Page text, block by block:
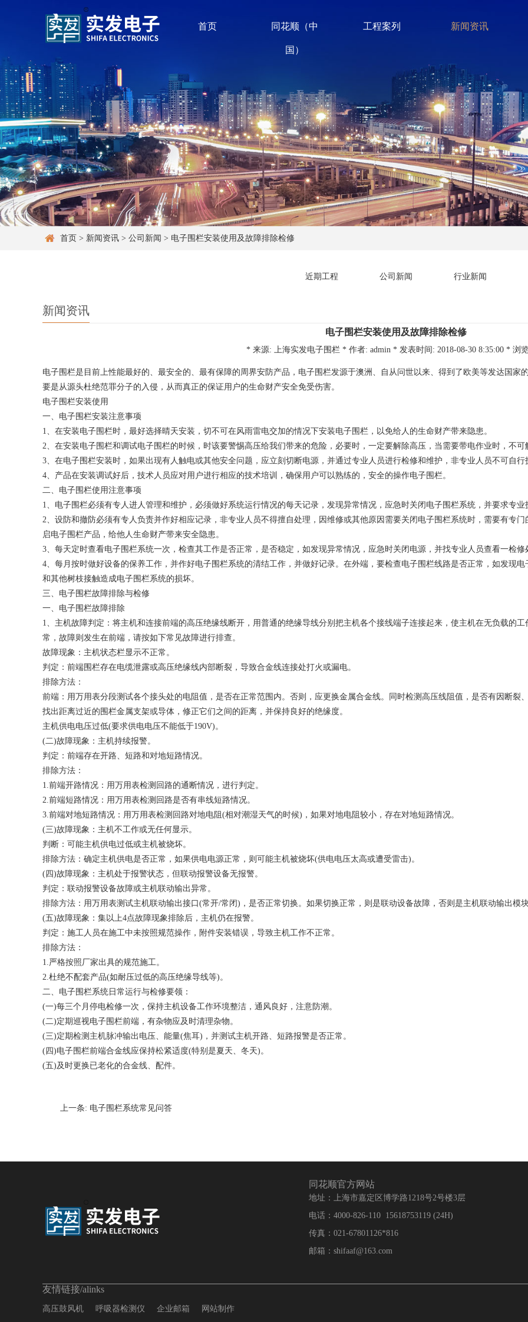
首页 同花顺（中
国）
工程案列 新闻资讯
首页 > 新闻资讯 > 公司新闻 > 电子围栏安装使用及故障排除检修
近期工程 公司新闻 行业新闻
新闻资讯
电子围栏安装使用及故障排除检修
* 来源: 上海实发电子围栏 * 作者: admin * 发表时间: 2018-08-30 8:35:00 * 浏
电子围栏是目前上性能最好的、最安全的、最有保障的周界安防产品，电子围栏发源于澳洲、自从问世以来、得到了欧美等发达国家
要是从源头杜绝范罪分子的入侵，从而真正的保证用户的生命财产安全免受伤害。
电子围栏安装使用
一、电子围栏安装注意事项
1、在安装电子围栏时，最好选择晴天安装，切不可在风雨雷电交加的情况下安装电子围栏，以免给人的生命财产带来隐患。
2、在安装电子围栏和调试电子围栏的时候，时该要警惕高压给我们带来的危险，必要时，一定要解除高压，当需要带电作业时，不
3、在电子围栏安装时，如果出现有人触电或其他安全问题，应立刻切断电源，并通过专业人员进行检修和维护，非专业人员不可自行
4、产品在安装调试好后，技术人员应对用户进行相应的技术培训，确保用户可以熟练的，安全的操作电子围栏。
二、电子围栏使用注意事项
1、电子围栏必须有专人进人管理和维护，必须做好系统运行情况的每天记录，发现异常情况，应急时关闭电子围栏系统，并要求专
2、设防和撤防必须有专人负责并作好相应记录，非专业人员不得擅自处理，因维修或其他原因需要关闭电子围栏系统时，需要有专
启电子围栏产品，给他人生命财产带来安全隐患。
3、每天定时查看电子围栏系统一次，检查其工作是否正常，是否稳定，如发现异常情况，应急时关闭电源，并找专业人员查看一检修
4、每月按时做好设备的保养工作，并作好电子围栏系统的清结工作，并做好记录。在外端，要检查电子围栏线路是否正常，如发现
和其他树枝接触造成电子围栏系统的损坏。
三、电子围栏故障排除与检修
一、电子围栏故障排除
1、主机故障判定：将主机和连接前端的高压绝缘线断开，用普通的绝缘导线分别把主机各个接线端子连接起来，使主机在无负载的
常，故障则发生在前端，请按如下常见故障进行排查。
故障现象：主机状态栏显示不正常。
判定：前端围栏存在电缆泄露或高压绝缘线内部断裂，导致合金线连接处打火或漏电。
排除方法：
前端：用万用表分段测试各个接头处的电阻值，是否在正常范围内。否则，应更换金属合金线。同时检测高压线阻值，是否有因断裂
找出距离过近的围栏金属支架或导体，修正它们之间的距离，并保持良好的绝缘度。
主机供电电压过低(要求供电电压不能低于190V)。
(二)故障现象：主机持续报警。
判定：前端存在开路、短路和对地短路情况。
排除方法：
1.前端开路情况：用万用表检测回路的通断情况，进行判定。
2.前端短路情况：用万用表检测回路是否有串线短路情况。
3.前端对地短路情况：用万用表检测回路对地电阻(相对潮湿天气的时候)，如果对地电阻较小，存在对地短路情况。
(三)故障现象：主机不工作或无任何显示。
判断：可能主机供电过低或主机被烧坏。
排除方法：确定主机供电是否正常，如果供电电源正常，则可能主机被烧坏(供电电压太高或遭受雷击)。
(四)故障现象：主机处于报警状态，但联动报警设备无报警。
判定：联动报警设备故障或主机联动输出异常。
排除方法：用万用表测试主机联动输出接口(常开/常闭)，是否正常切换。如果切换正常，则是联动设备故障，否则是主机联动输出模
(五)故障现象：集以上4点故障现象排除后，主机仍在报警。
判定：施工人员在施工中未按照规范操作，附件安装错误，导致主机工作不正常。
排除方法：
1.严格按照厂家出具的规范施工。
2.杜绝不配套产品(如耐压过低的高压绝缘导线等)。
二、电子围栏系统日常运行与检修要领：
(一)每三个月停电检修一次，保持主机设备工作环境整洁，通风良好，注意防潮。
(二)定期巡视电子围栏前端，有杂物应及时清理杂物。
(三)定期检测主机脉冲输出电压、能量(焦耳)，并测试主机开路、短路报警是否正常。
(四)电子围栏前端合金线应保持松紧适度(特别是夏天、冬天)。
(五)及时更换已老化的合金线、配件。
上一条: 电子围栏系统常见问答
同花顺官方网站
地址：上海市嘉定区博学路1218号2号楼3层
电话：4000-826-110 15618753119 (24H)
传真：021-67801126*816
邮箱：shifaaf@163.com
友情链接/alinks
高压鼓风机 呼吸器检测仪 企业邮箱 网站制作